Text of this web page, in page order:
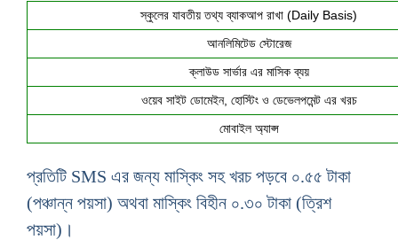
স্কুলের যাবতীয় তথ্য ব্যাকআপ রাখা (Daily Basis)
আনলিমিটেড স্টোরেজ
ক্লাউড সার্ভার এর মাসিক ব্যয়
ওয়েব সাইট ডোমেইন, হোস্টিং ও ডেভেলপমেন্ট এর খরচ
মোবাইল অ্যাপ্স
প্রতিটি SMS এর জন্য মাস্কিং সহ খরচ পড়বে ০.৫৫ টাকা
(পঞ্চান্ন পয়সা) অথবা মাস্কিং বিহীন ০.৩০ টাকা (ত্রিশ
পয়সা)।